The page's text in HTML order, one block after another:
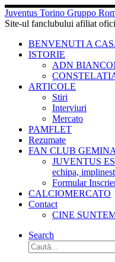
Sari
la
Juventus Torino Gruppo
Site-ul fanclubului afiliat
BENVENUTI A
ISTORIE
ADN
ARTICOLE
Stiri
Interviuri
Mercato
PAMFLET
Rezumate
FAN CLUB GEMINA
JUVENTUS
echipa,
Formular
CALCIOMERCATO
Contact
CINE
Search
Căutare